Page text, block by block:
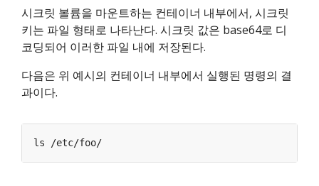
시크릿 볼륨을 마운트하는 컨테이너 내부에서, 시크릿
키는 파일 형태로 나타난다. 시크릿 값은 base64로 디
코딩되어 이러한 파일 내에 저장된다.
다음은 위 예시의 컨테이너 내부에서 실행된 명령의 결
과이다.